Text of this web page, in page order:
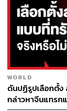
WORLD
ดันปฏิรูปเลือกตั้ง
กล่าวหาจีนแทรก